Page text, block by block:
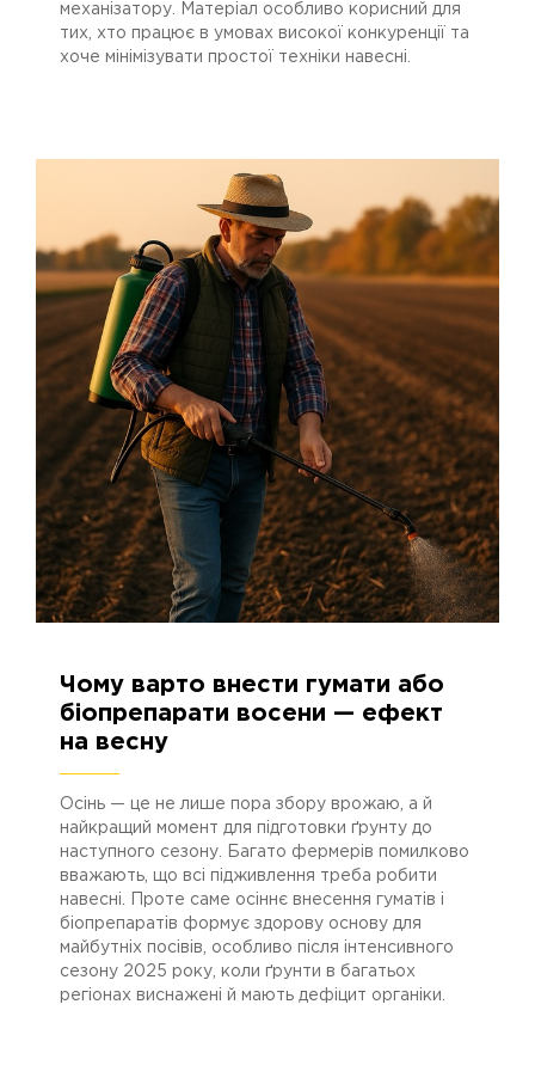
механізатору. Матеріал особливо корисний для
тих, хто працює в умовах високої конкуренції та
хоче мінімізувати простої техніки навесні.
Чому варто внести гумати або
біопрепарати восени — ефект
на весну
Осінь — це не лише пора збору врожаю, а й
найкращий момент для підготовки ґрунту до
наступного сезону. Багато фермерів помилково
вважають, що всі підживлення треба робити
навесні. Проте саме осіннє внесення гуматів і
біопрепаратів формує здорову основу для
майбутніх посівів, особливо після інтенсивного
сезону 2025 року, коли ґрунти в багатьох
регіонах виснажені й мають дефіцит органіки.